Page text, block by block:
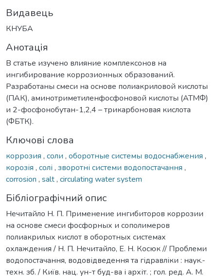
Видавець
КНУБА
Анотація
В статье изучено влияние комплексонов на
ингибирование коррозионных образований.
Разработаны смеси на основе полиакриловой кислоты
(ПАК), аминотриметиленфосфоновой кислоты (АТМФ)
и 2-фосфонобутан-1,2,4 – трикарбоновая кислота
(ФБТК).
Ключові слова
коррозия , соли , оборотные системы водоснабжения ,
корозія , солі , зворотні системи водопостачання ,
corrosion , salt, circulating water system
Бібліографічний опис
Нечитайло Н. П. Применение ингибиторов коррозии
на основе смеси фосфорных и сополимеров
полиакрилых кислот в оборотных системах
охлаждения / Н. П. Нечитайло, Е. Н. Косюк // Проблеми
водопостачання, водовідведення та гідравліки : наук.-
техн. зб. / Київ. нац. ун-т буд-ва і архіт. ; гол. ред. А. М.